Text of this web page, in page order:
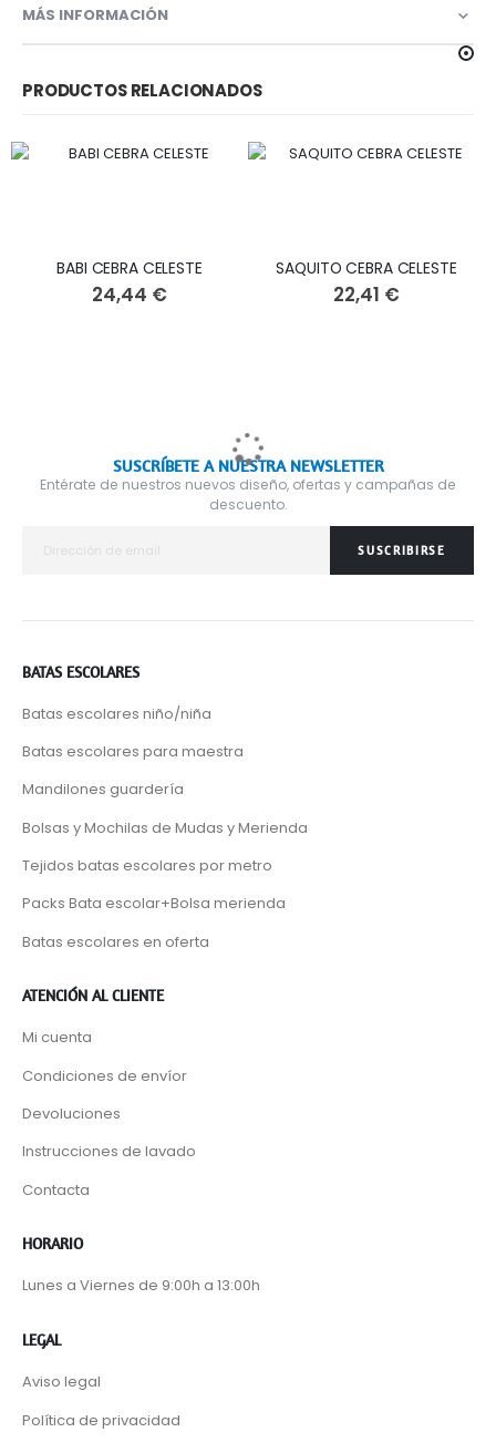
MÁS INFORMACIÓN
PRODUCTOS RELACIONADOS
BABI CEBRA CELESTE
24,44 €
SAQUITO CEBRA CELESTE
22,41 €
SUSCRÍBETE A NUESTRA NEWSLETTER
Entérate de nuestros nuevos diseño, ofertas y campañas de
descuento.
SUSCRIBIRSE
BATAS ESCOLARES
Batas escolares niño/niña
Batas escolares para maestra
Mandilones guardería
Bolsas y Mochilas de Mudas y Merienda
Tejidos batas escolares por metro
Packs Bata escolar+Bolsa merienda
Batas escolares en oferta
ATENCIÓN AL CLIENTE
Mi cuenta
Condiciones de envíor
Devoluciones
Instrucciones de lavado
Contacta
HORARIO
Lunes a Viernes de 9:00h a 13:00h
LEGAL
Aviso legal
Política de privacidad